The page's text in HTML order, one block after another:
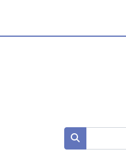
البحث في المقررات